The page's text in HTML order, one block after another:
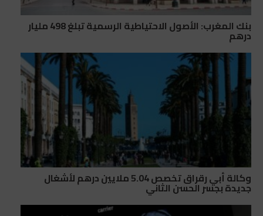
بنك المغرب: الأصول الاحتياطية الرسمية تبلغ 498 مليار
درهم
وكالة أبي رقراق تخصص 5.04 ملايين درهم لأشغال
جديدة بجسر الحسن الثاني